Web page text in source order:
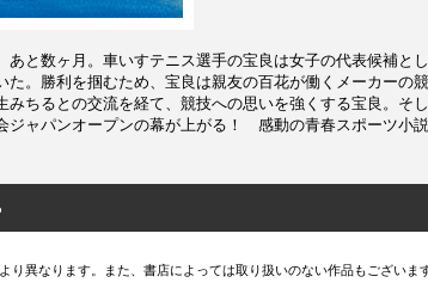
あと数ヶ月。車いすテニス選手の宝良は女子の代表候補と
た。勝利を掴むため、宝良は親友の百花が働くメーカーの
みちるとの交流を経て、競技への思いを強くする宝良。そ
ジャパンオープンの幕が上がる！ 感動の青春スポーツ小説
り異なります。また、書店によっては取り扱いのない作品もございま